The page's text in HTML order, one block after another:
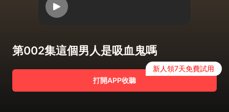
第002集這個男人是吸血鬼嗎
打開APP收聽
新人領7天免費試用